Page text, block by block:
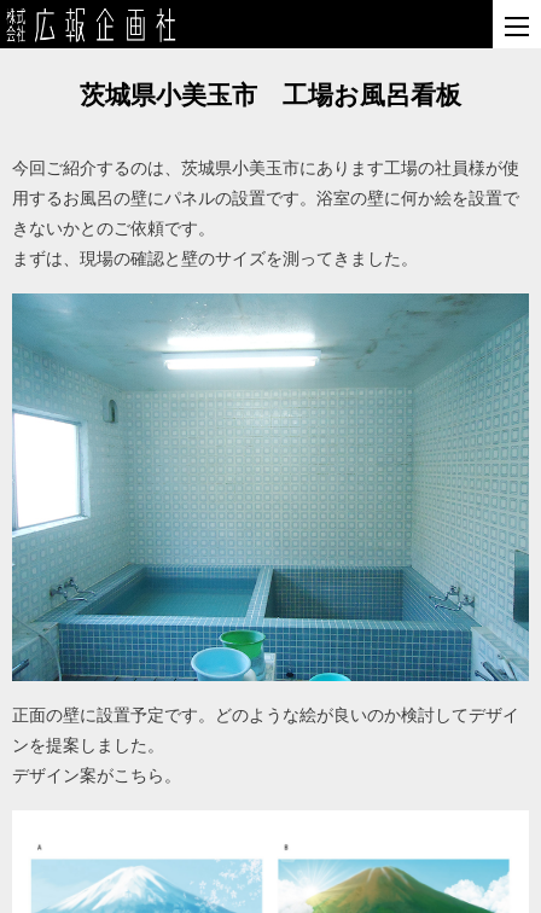
茨城県小美玉市 工場お風呂看板
今回ご紹介するのは、茨城県小美玉市にあります工場の社員様が使
用するお風呂の壁にパネルの設置です。浴室の壁に何か絵を設置で
きないかとのご依頼です。
まずは、現場の確認と壁のサイズを測ってきました。
正面の壁に設置予定です。どのような絵が良いのか検討してデザイ
ンを提案しました。
デザイン案がこちら。